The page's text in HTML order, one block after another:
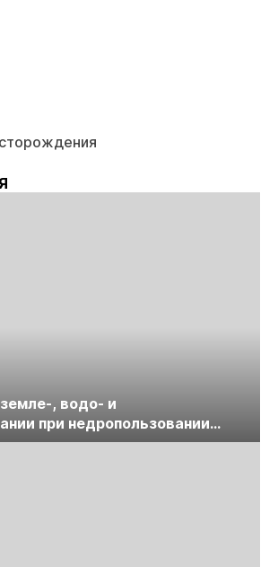
, водо- и
при недропользовании
«ПравоТЭК»